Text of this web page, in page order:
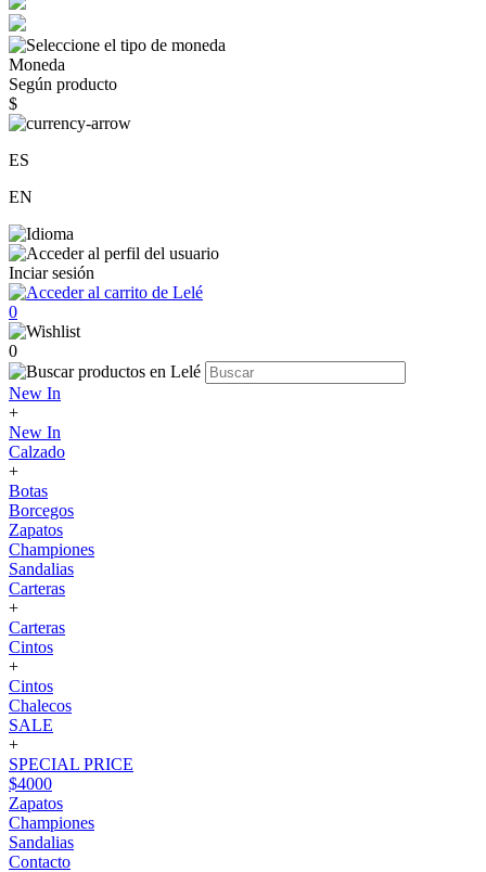
Moneda
Según producto
$
ES
EN
Inciar sesión
0
0
New In
+
New In
Calzado
+
Botas
Borcegos
Zapatos
Championes
Sandalias
Carteras
+
Carteras
Cintos
+
Cintos
Chalecos
SALE
+
SPECIAL PRICE
$4000
Zapatos
Championes
Sandalias
Contacto